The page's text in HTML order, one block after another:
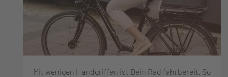
Mit wenigen Handgriffen ist Dein Rad fahrbereit. So